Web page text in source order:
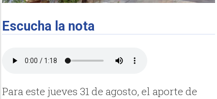
Escucha la nota
Para este jueves 31 de agosto, el aporte de